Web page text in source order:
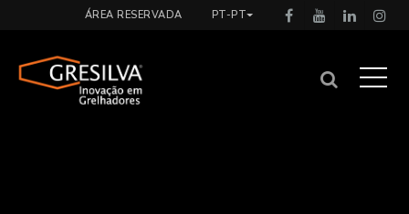
ÁREA RESERVADA PT-PT